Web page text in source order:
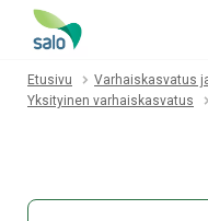
Etusivu Varhaiskasvatus
Yksityinen varhaiskasvatus